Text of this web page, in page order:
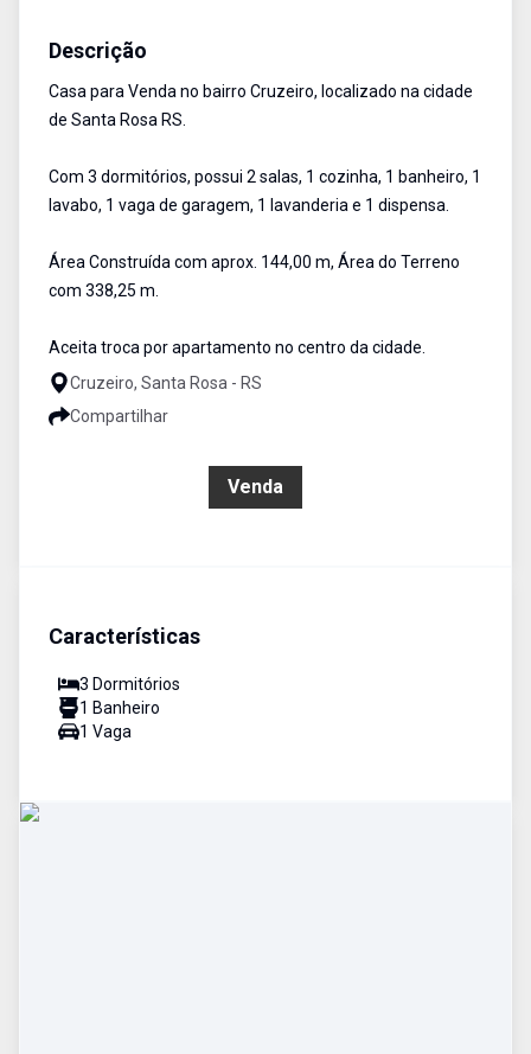
Descrição
Casa para Venda no bairro Cruzeiro, localizado na cidade
de Santa Rosa RS.
Com 3 dormitórios, possui 2 salas, 1 cozinha, 1 banheiro, 1
lavabo, 1 vaga de garagem, 1 lavanderia e 1 dispensa.
Área Construída com aprox. 144,00 m, Área do Terreno
com 338,25 m.
Aceita troca por apartamento no centro da cidade.
Cruzeiro, Santa Rosa - RS
Compartilhar
Venda
Características
3 Dormitórios
1 Banheiro
1 Vaga